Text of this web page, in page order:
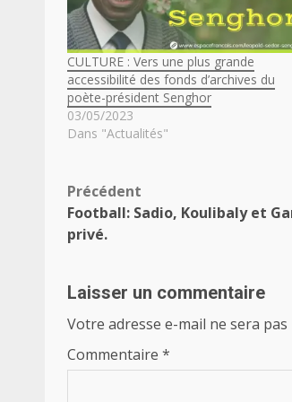
CULTURE : Vers une plus grande
accessibilité des fonds d’archives du
poète-président Senghor
03/05/2023
Dans "Actualités"
Navigation
d’article
Précédent
Football: Sadio, Koulibaly et
privé.
Laisser un commentaire
Votre adresse e-mail ne sera pas
Commentaire *